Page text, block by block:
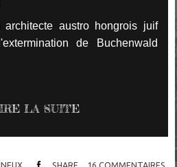
austro hongrois juif
de Buchenwald
LA SUITE
SHARE 16 COMMENTAIRES